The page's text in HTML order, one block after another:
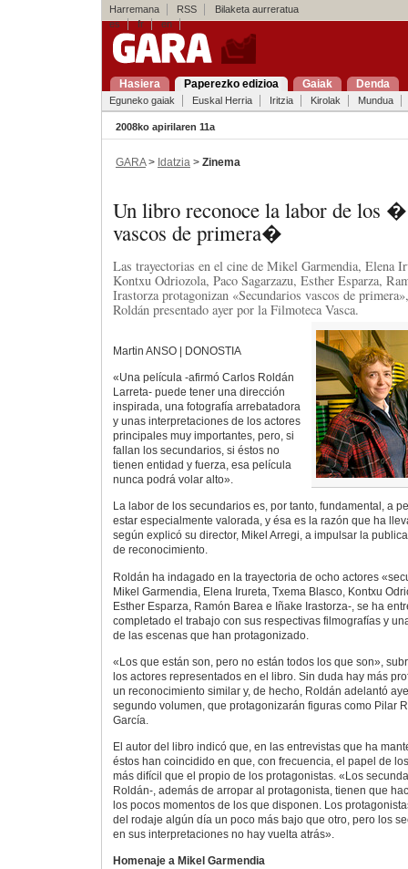
Harremana RSS
Bilaketa aurreratua
es
fr en
Hasiera Paperezko edizioa Gaiak Denda
Eguneko gaiak Euskal Herria Iritzia Kirolak Mundua
2008ko apirilaren 11a
GARA> Idatzia > Zinema
Un libro reconoce la labor de los
vascos de primera�
Las trayectorias en el cine de Mikel Garmendia, Elena
Kontxu Odriozola, Paco Sagarzazu, Esther Esparza,
Irastorza protagonizan «Secundarios vascos de
Roldán presentado ayer por la Filmoteca Vasca.
Martin ANSO | DONOSTIA
«Una película -afirmó Carlos Roldán
Larreta- puede tener una dirección
inspirada, una fotografía arrebatadora
y unas interpretaciones de los actores
principales muy importantes, pero, si
fallan los secundarios, si éstos no
tienen entidad y fuerza, esa película
nunca podrá volar alto».
La labor de los secundarios es, por tanto, fundamental, a
estar especialmente valorada, y ésa es la razón que ha
según explicó su director, Mikel Arregi, a impulsar la
de reconocimiento.
Roldán ha indagado en la trayectoria de ocho actores
Mikel Garmendia, Elena Irureta, Txema Blasco, Kontxu
Esther Esparza, Ramón Barea e Iñake Irastorza-, se ha
completado el trabajo con sus respectivas filmografías y
de las escenas que han protagonizado.
«Los que están son, pero no están todos los que son»,
los actores representados en el libro. Sin duda hay más
un reconocimiento similar y, de hecho, Roldán adelantó
segundo volumen, que protagonizarán figuras como Pilar
García.
El autor del libro indicó que, en las entrevistas que ha
éstos han coincidido en que, con frecuencia, el papel de
más difícil que el propio de los protagonistas. «Los
Roldán-, además de arropar al protagonista, tienen que
los pocos momentos de los que disponen. Los
del rodaje algún día un poco más bajo que otro, pero los
en sus interpretaciones no hay vuelta atrás».
Homenaje a Mikel Garmendia